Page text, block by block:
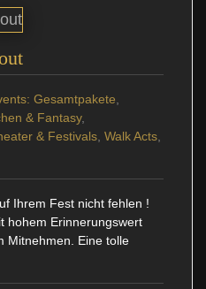
Gesamtpakete
& Fantasy,
& Festivals Walk Acts
Ihrem Fest nicht fehlen !
hohem Erinnerungswert
Mitnehmen. Eine tolle